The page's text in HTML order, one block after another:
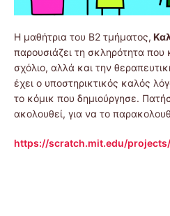
Η μαθήτρια του Β2 τμήματος,
παρουσιάζει τη σκληρότητα που
σχόλιo, αλλά και την
έχει ο υποστηρικτικός καλός
το κόμικ που δημιούργησε.
ακολουθεί, για να το
https://scratch.mit.edu/